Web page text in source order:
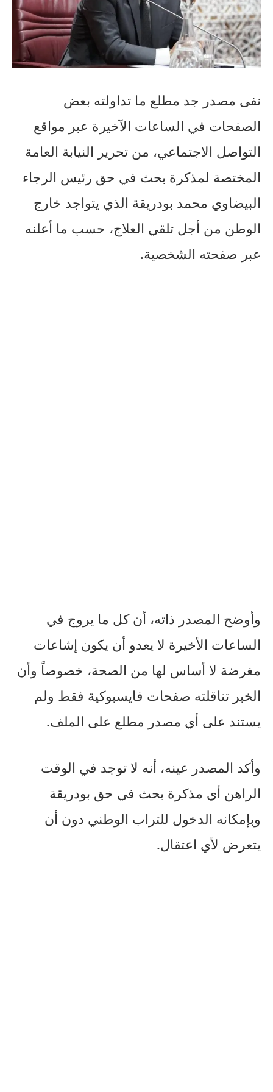
نفى مصدر جد مطلع ما تداولته بعض
الصفحات في الساعات الآخيرة عبر مواقع
التواصل الاجتماعي، من تحرير النيابة العامة
المختصة لمذكرة بحث في حق رئيس الرجاء
البيضاوي محمد بودريقة الذي يتواجد خارج
الوطن من أجل تلقي العلاج، حسب ما أعلنه
عبر صفحته الشخصية.
وأوضح المصدر ذاته، أن كل ما يروج في
الساعات الأخيرة لا يعدو أن يكون إشاعات
مغرضة لا أساس لها من الصحة، خصوصاً وأن
الخبر تناقلته صفحات فايسبوكية فقط ولم
يستند على أي مصدر مطلع على الملف.
وأكد المصدر عينه، أنه لا توجد في الوقت
الراهن أي مذكرة بحث في حق بودريقة
وبإمكانه الدخول للتراب الوطني دون أن
يتعرض لأي اعتقال.